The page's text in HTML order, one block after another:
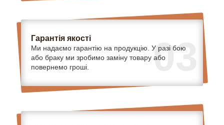
03
Гарантія якості
Ми надаємо гарантію на продукцію. У разі бою
або браку ми зробимо заміну товару або
повернемо гроші.